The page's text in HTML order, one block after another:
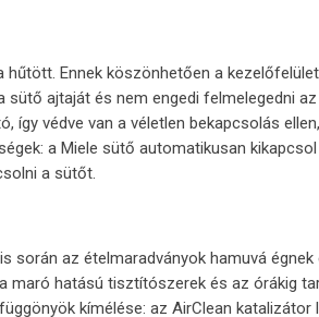
hűtött. Ennek köszönhetően a
sütő ajtaját és nem engedi felmelegedni
így védve van a véletlen bekapcsolás
a Miele sütő automatikusan
a sütőt.
során az ételmaradványok hamuvá
maró hatású tisztítószerek és az órákig
kímélése: az AirClean